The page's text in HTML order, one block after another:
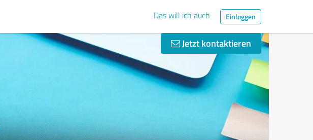
Das will ich auch Einloggen
Jetzt kontaktieren